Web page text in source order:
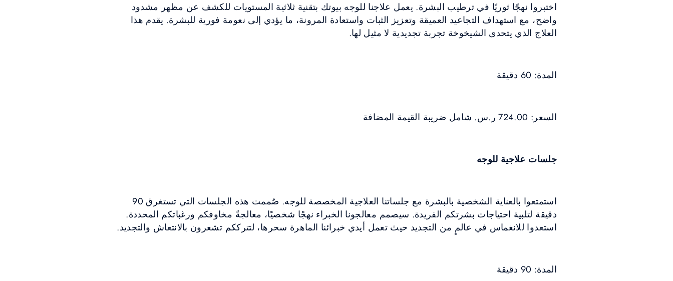
اختبروا نهجًا ثوريًا في ترطيب البشرة. يعمل علاجنا للوجه بيوتك بتقنية ثلاثية المستويات للكشف عن مظهر مشدود
واضح، مع استهداف التجاعيد العميقة وتعزيز الثبات واستعادة المرونة، ما يؤدي إلى نعومة فورية للبشرة. يقدم هذا
العلاج الذي يتحدى الشيخوخة تجربة تجديدية لا مثيل لها.
المدة: 60 دقيقة
السعر: 724.00 ر.س. شامل ضريبة القيمة المضافة
جلسات علاجية للوجه
استمتعوا بالعناية الشخصية بالبشرة مع جلساتنا العلاجية المخصصة للوجه. صُممت هذه الجلسات التي تستغرق 90
دقيقة لتلبية احتياجات بشرتكم الفريدة. سيصمم معالجونا الخبراء نهجًا شخصيًا، معالجةً مخاوفكم ورغباتكم المحددة.
استعدوا للانغماس في عالمٍ من التجديد حيث تعمل أيدي خبرائنا الماهرة سحرها، لتترككم تشعرون بالانتعاش والتجديد.
المدة: 90 دقيقة